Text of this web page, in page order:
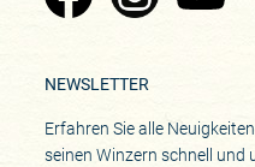
NEWSLETTER
Erfahren Sie alle
seinen Winzern schnell und